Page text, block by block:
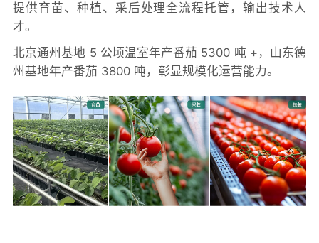
提供育苗、种植、采后处理全流程托管，输出技术人
才。
北京通州基地 5 公顷温室年产番茄 5300 吨 +，山东德
州基地年产番茄 3800 吨，彰显规模化运营能力。